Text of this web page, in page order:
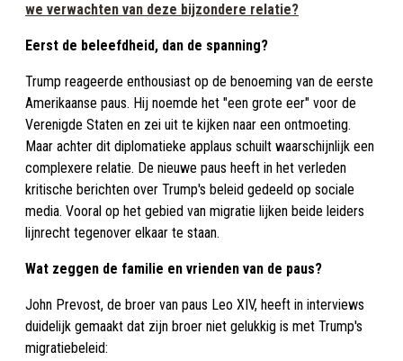
we verwachten van deze bijzondere relatie?
Eerst de beleefdheid, dan de spanning?
Trump reageerde enthousiast op de benoeming van de eerste
Amerikaanse paus. Hij noemde het "een grote eer" voor de
Verenigde Staten en zei uit te kijken naar een ontmoeting.
Maar achter dit diplomatieke applaus schuilt waarschijnlijk een
complexere relatie. De nieuwe paus heeft in het verleden
kritische berichten over Trump's beleid gedeeld op sociale
media. Vooral op het gebied van migratie lijken beide leiders
lijnrecht tegenover elkaar te staan.
Wat zeggen de familie en vrienden van de paus?
John Prevost, de broer van paus Leo XIV, heeft in interviews
duidelijk gemaakt dat zijn broer niet gelukkig is met Trump's
migratiebeleid: